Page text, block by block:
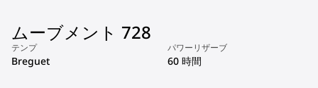
ムーブメント 728
テンプ
Breguet
パワーリザーブ
60 時間